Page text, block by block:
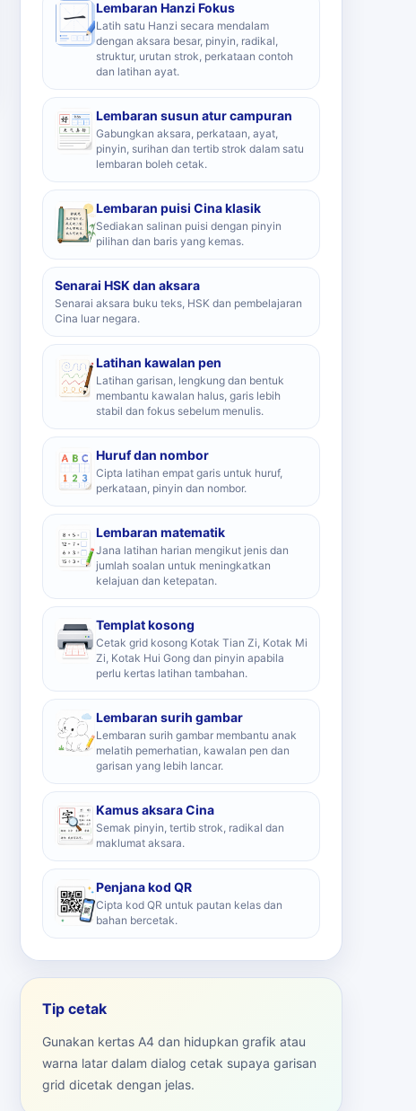
Lembaran Hanzi Fokus
Latih satu Hanzi secara mendalam
dengan aksara besar, pinyin, radikal,
struktur, urutan strok, perkataan contoh
dan latihan ayat.
Lembaran susun atur campuran
Gabungkan aksara, perkataan, ayat,
pinyin, surihan dan tertib strok dalam satu
lembaran boleh cetak.
Lembaran puisi Cina klasik
Sediakan salinan puisi dengan pinyin
pilihan dan baris yang kemas.
Senarai HSK dan aksara
Senarai aksara buku teks, HSK dan pembelajaran
Cina luar negara.
Latihan kawalan pen
Latihan garisan, lengkung dan bentuk
membantu kawalan halus, garis lebih
stabil dan fokus sebelum menulis.
Huruf dan nombor
Cipta latihan empat garis untuk huruf,
perkataan, pinyin dan nombor.
Lembaran matematik
Jana latihan harian mengikut jenis dan
jumlah soalan untuk meningkatkan
kelajuan dan ketepatan.
Templat kosong
Cetak grid kosong Kotak Tian Zi, Kotak Mi
Zi, Kotak Hui Gong dan pinyin apabila
perlu kertas latihan tambahan.
Lembaran surih gambar
Lembaran surih gambar membantu anak
melatih pemerhatian, kawalan pen dan
garisan yang lebih lancar.
Kamus aksara Cina
Semak pinyin, tertib strok, radikal dan
maklumat aksara.
Penjana kod QR
Cipta kod QR untuk pautan kelas dan
bahan bercetak.
Tip cetak
Gunakan kertas A4 dan hidupkan grafik atau
warna latar dalam dialog cetak supaya garisan
grid dicetak dengan jelas.